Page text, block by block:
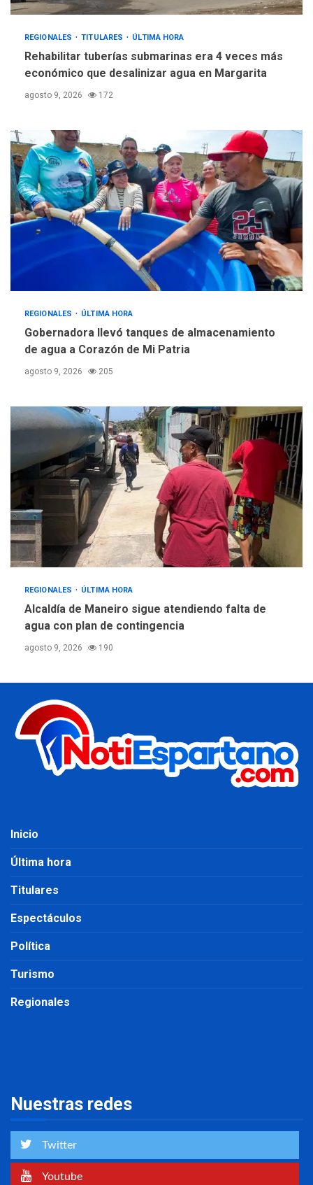
REGIONALES TITULARES ÚLTIMA HORA
Rehabilitar tuberías submarinas era 4 veces más
económico que desalinizar agua en Margarita
agosto 9, 2026 172
REGIONALES ÚLTIMA HORA
Gobernadora llevó tanques de almacenamiento
de agua a Corazón de Mi Patria
agosto 9, 2026 205
REGIONALES ÚLTIMA HORA
Alcaldía de Maneiro sigue atendiendo falta de
agua con plan de contingencia
agosto 9, 2026 190
Inicio
Última hora
Titulares
Espectáculos
Política
Turismo
Regionales
Nuestras redes
Twitter
Youtube